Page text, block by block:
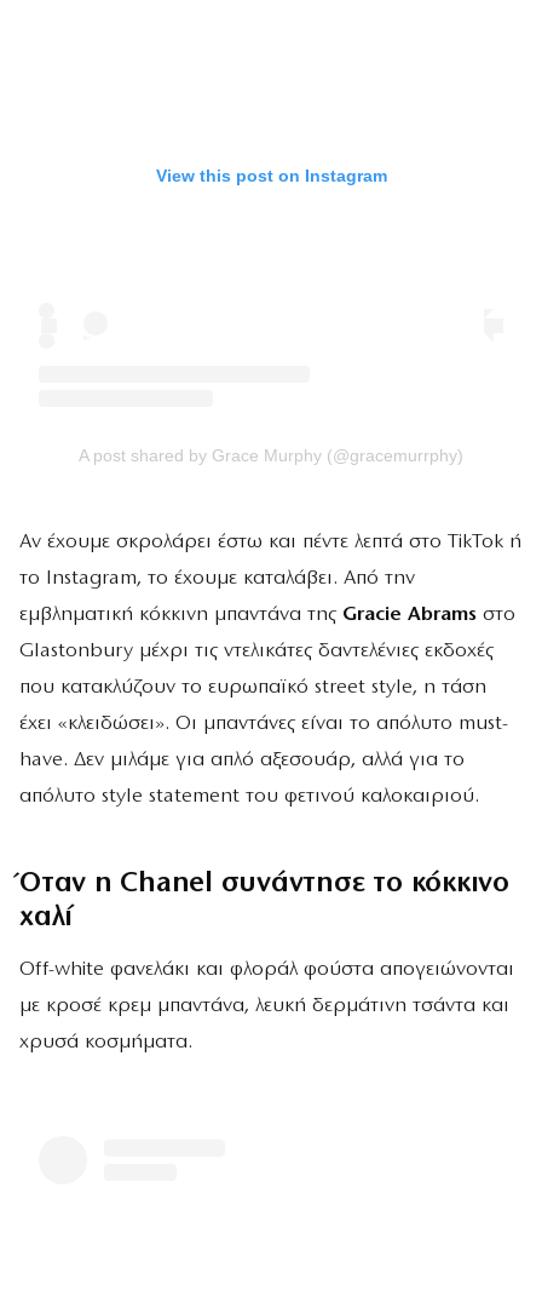
View this post on Instagram
A post shared by Grace Murphy (@gracemurrphy)
Αν έχουμε σκρολάρει έστω και πέντε λεπτά στο TikTok ή
το Instagram, το έχουμε καταλάβει. Από την
εμβληματική κόκκινη μπαντάνα της Gracie Abrams στο
Glastonbury μέχρι τις ντελικάτες δαντελένιες εκδοχές
που κατακλύζουν το ευρωπαϊκό street style, η τάση
έχει «κλειδώσει». Οι μπαντάνες είναι το απόλυτο must-
have. Δεν μιλάμε για απλό αξεσουάρ, αλλά για το
απόλυτο style statement του φετινού καλοκαιριού.
Όταν η Chanel συνάντησε το κόκκινο
χαλί
Off-white φανελάκι και φλοράλ φούστα απογειώνονται
με κροσέ κρεμ μπαντάνα, λευκή δερμάτινη τσάντα και
χρυσά κοσμήματα.